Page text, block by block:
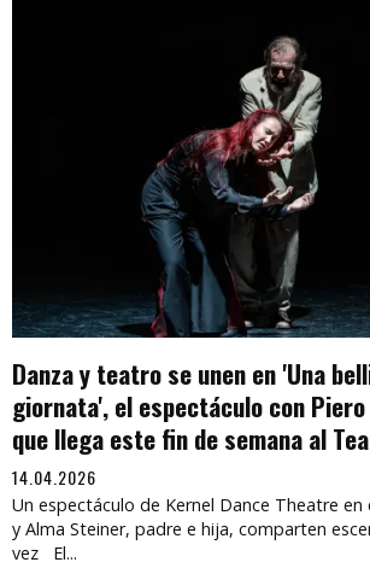
Danza y teatro se unen en 'Una
giornata', el espectáculo con
que llega este fin de semana al
14.04.2026
Un espectáculo de Kernel Dance Theatre en
y Alma Steiner, padre e hija, comparten
vez El...